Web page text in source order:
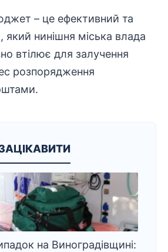
– це ефективний та
який нинішня міська влада
втілює для залучення
розпорядження
на Виноградівщині: